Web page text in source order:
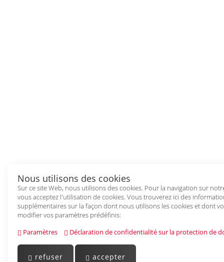
Nous utilisons des cookies
Sur ce site Web, nous utilisons des cookies. Pour la navigation sur
vous acceptez l'utilisation de cookies. Vous trouverez ici des
supplémentaires sur la façon dont nous utilisons les cookies et dont
modifier vos paramètres prédéfinis:
Paramètres
Déclaration de confidentialité sur la protection de
refuser accepter